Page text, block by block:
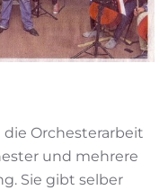
Orchesterarbeit
und mehrere
Sie gibt selber